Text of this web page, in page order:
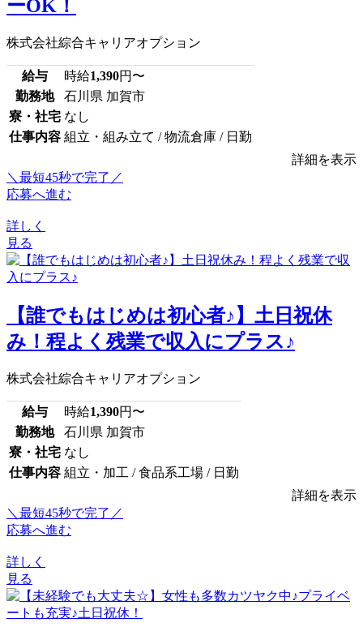
ーOK！
株式会社綜合キャリアオプション
給与 時給1,390円〜
勤務地
石川県 加賀市
寮・社宅 なし
仕事内容 組立・組み立て / 物流倉庫 / 日勤
詳細を表示
＼最短45秒で完了／
応募へ進む
詳しく
見る
【誰でもはじめは初心者♪】土日祝休
み！程よく残業で収入にプラス♪
株式会社綜合キャリアオプション
給与 時給1,390円〜
勤務地
石川県 加賀市
寮・社宅 なし
仕事内容 組立・加工 / 食品系工場 / 日勤
詳細を表示
＼最短45秒で完了／
応募へ進む
詳しく
見る